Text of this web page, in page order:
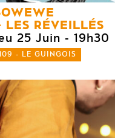
LES RÉVEILLÉS
25 Juin - 19h30
- LE GUINGOIS